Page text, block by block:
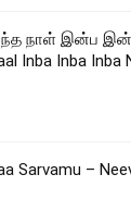
நாள் இன்ப
Inba Inba Inba
Sarvamu –